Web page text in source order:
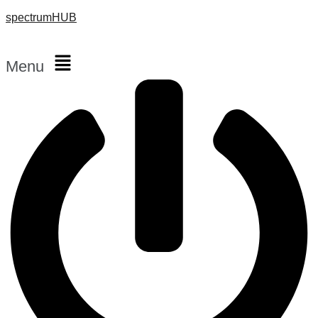
spectrumHUB
Menu